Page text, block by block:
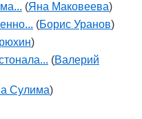
(Яна Маковеева)
(Борис Уранов)
)
(Валерий
Сулима)